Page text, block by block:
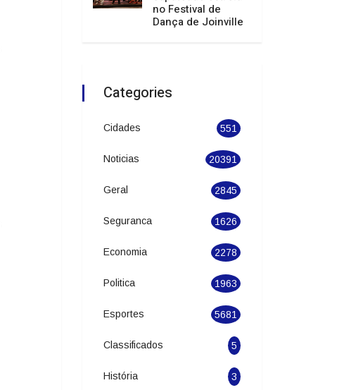
Batalha de
Categories
Cidades 551
Noticias 20391
Geral 2845
Seguranca 1626
Economia 2278
Politica 1963
Esportes 5681
Classificados 5